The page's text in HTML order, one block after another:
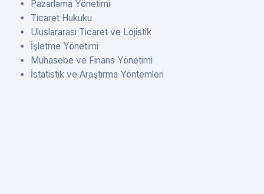
Pazarlama Yönetimi
Ticaret Hukuku
Uluslararası Ticaret ve Lojistik
İşletme Yönetimi
Muhasebe ve Finans Yönetimi
İstatistik ve Araştırma Yöntemleri